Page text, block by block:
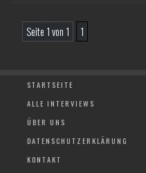
Seite 1 von 1 1
STARTSEITE
ALLE INTERVIEWS
ÜBER UNS
DATENSCHUTZERKLÄRUNG
KONTAKT